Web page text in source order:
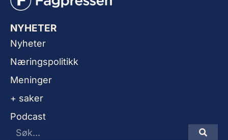
NYHETER
Nyheter
Næringspolitikk
Meninger
+ saker
Podcast